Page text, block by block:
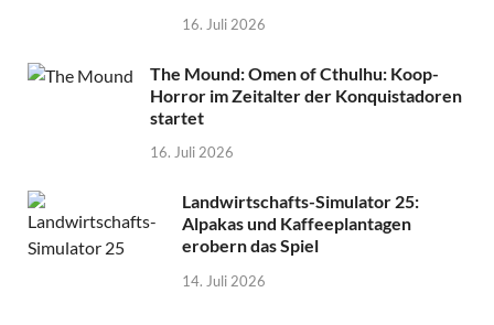
16. Juli 2026
The Mound: Omen of Cthulhu: Koop-
Horror im Zeitalter der Konquistadoren
startet
16. Juli 2026
Landwirtschafts-Simulator 25:
Alpakas und Kaffeeplantagen
erobern das Spiel
14. Juli 2026